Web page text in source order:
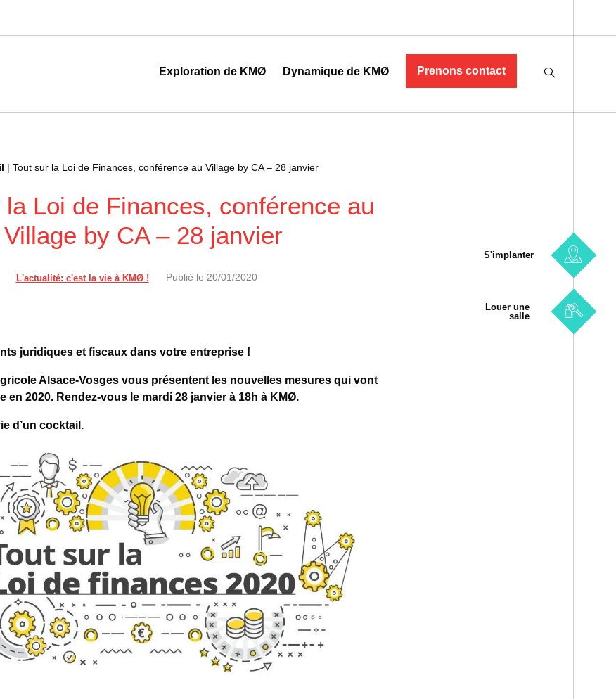
Exploration de KMØ Dynamique de KMØ Prenons contact
| Tout sur la Loi de Finances, conférence au Village by CA – 28 janvier
la Loi de Finances, conférence au
Village by CA – 28 janvier
L'actualité: c'est la vie à KMØ ! Publié le 20/01/2020
juridiques et fiscaux dans votre entreprise !
Alsace-Vosges vous présentent les nouvelles mesures qui vont
en 2020. Rendez-vous le mardi 28 janvier à 18h à KMØ.
d’un cocktail.
S'implanter
Louer une
salle